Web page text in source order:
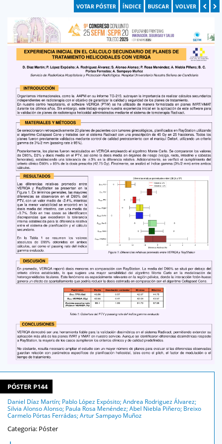
VOTAR PÓSTER ÍNDICE BUSCAR VOLVER
PÓSTER P144
Daniel Díaz Martín; Pablo López Expósito; Andrea Rodriguez Álvarez;
Silvia Alonso Alonso; Paula Rosa Menéndez; Abel Niebla Piñero; Breixo
Carmelo Pórtas Ferrádas; Artur Sampayo Muñoz
Categoria: Póster